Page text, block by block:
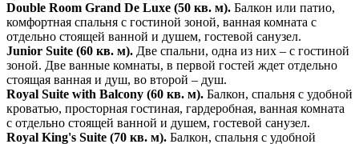
Double Room Grand De Luxe (50 кв. м). Балкон или патио,
комфортная спальня с гостиной зоной, ванная комната с
отдельно стоящей ванной и душем, гостевой санузел.
Junior Suite (60 кв. м). Две спальни, одна из них – с гостиной
зоной. Две ванные комнаты, в первой гостей ждет отдельно
стоящая ванная и душ, во второй – душ.
Royal Suite with Balcony (60 кв. м). Балкон, спальня с удобной
кроватью, просторная гостиная, гардеробная, ванная комната
с отдельно стоящей ванной и душем, гостевой санузел.
Royal King's Suite (70 кв. м). Балкон, спальня с удобной